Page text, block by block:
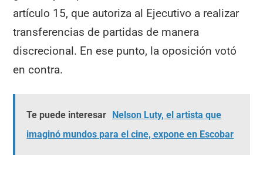
artículo 15, que autoriza al Ejecutivo a realizar
transferencias de partidas de manera
discrecional. En ese punto, la oposición votó
en contra.
Te puede interesar
Nelson Luty, el artista que
imaginó mundos para el cine, expone en Escobar